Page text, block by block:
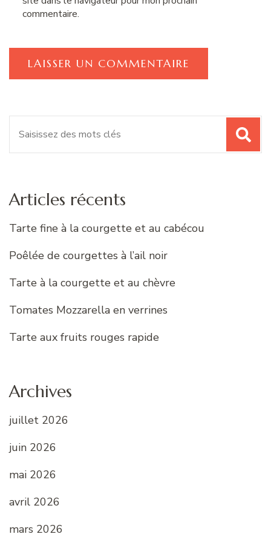
commentaire.
Articles récents
Tarte fine à la courgette et au cabécou
Poêlée de courgettes à l’ail noir
Tarte à la courgette et au chèvre
Tomates Mozzarella en verrines
Tarte aux fruits rouges rapide
Archives
juillet 2026
juin 2026
mai 2026
avril 2026
mars 2026